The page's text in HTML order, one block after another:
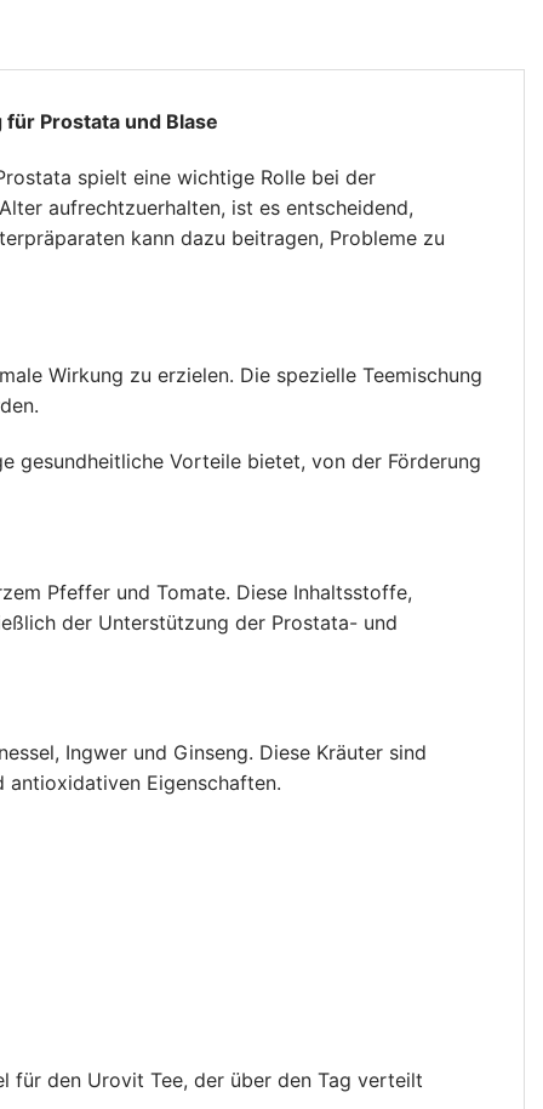
Prostata und Blase
spielt eine wichtige Rolle bei der
aufrechtzuerhalten, ist es entscheidend,
kann dazu beitragen, Probleme zu
Wirkung zu erzielen. Die spezielle Teemischung
gesundheitliche Vorteile bietet, von der Förderung
Pfeffer und Tomate. Diese Inhaltsstoffe,
der Unterstützung der Prostata- und
Ingwer und Ginseng. Diese Kräuter sind
antioxidativen Eigenschaften.
für den Urovit Tee, der über den Tag verteilt